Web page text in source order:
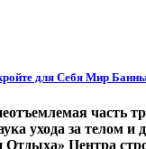
для Себя Мир
часть
ухода за телом и
Отдыха» Центра